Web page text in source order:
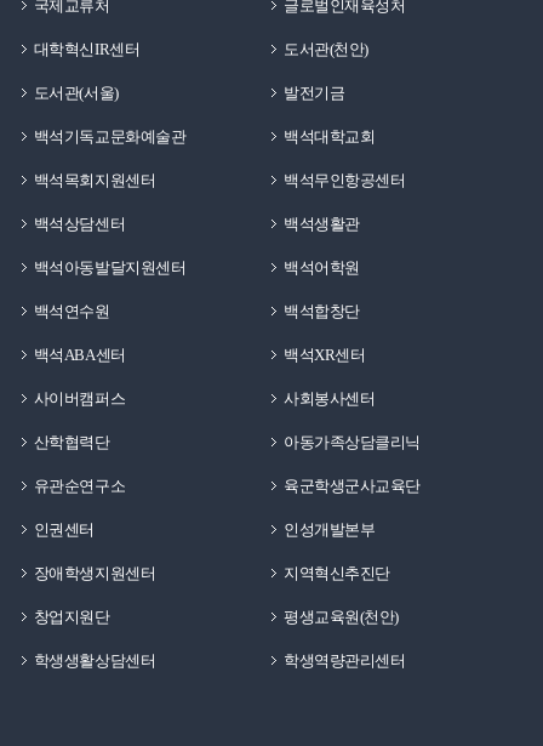
국제교류처 글로벌인재육성처
대학혁신IR센터 도서관(천안)
도서관(서울) 발전기금
백석기독교문화예술관 백석대학교회
백석목회지원센터 백석무인항공센터
백석상담센터 백석생활관
백석아동발달지원센터 백석어학원
백석연수원 백석합창단
백석ABA센터 백석XR센터
사이버캠퍼스 사회봉사센터
산학협력단 아동가족상담클리닉
유관순연구소 육군학생군사교육단
인권센터 인성개발본부
장애학생지원센터 지역혁신추진단
창업지원단 평생교육원(천안)
학생생활상담센터 학생역량관리센터